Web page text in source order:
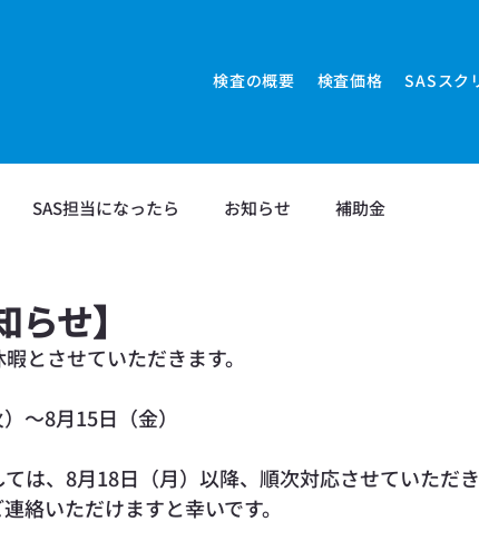
ださ
検査の概要 検査価格 SASスク
SAS担当になったら お知らせ 補助金
せ】
とさせていただきます。
～8月15日（金）
は、8月18日（月）以降、順次対応させていただき
絡いただけますと幸いです。